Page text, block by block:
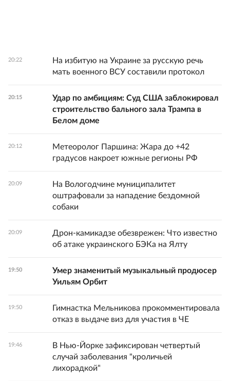
20:22
На избитую на Украине за русскую речь
мать военного ВСУ составили протокол
20:15
Удар по амбициям: Суд США заблокировал
строительство бального зала Трампа в
Белом доме
20:12
Метеоролог Паршина: Жара до +42
градусов накроет южные регионы РФ
20:09
На Вологодчине муниципалитет
оштрафовали за нападение бездомной
собаки
20:09
Дрон-камикадзе обезврежен: Что известно
об атаке украинского БЭКа на Ялту
19:50
Умер знаменитый музыкальный продюсер
Уильям Орбит
19:50
Гимнастка Мельникова прокомментировала
отказ в выдаче виз для участия в ЧЕ
19:46
В Нью-Йорке зафиксирован четвертый
случай заболевания "кроличьей
лихорадкой"